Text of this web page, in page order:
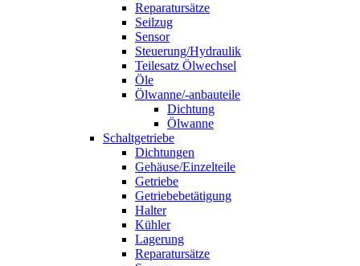
Reparatursätze
Seilzug
Sensor
Steuerung/Hydraulik
Teilesatz Ölwechsel
Öle
Ölwanne/-anbauteile
Dichtung
Ölwanne
Schaltgetriebe
Dichtungen
Gehäuse/Einzelteile
Getriebe
Getriebebetätigung
Halter
Kühler
Lagerung
Reparatursätze